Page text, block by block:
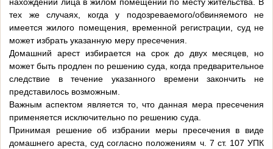
тех же случаях, когда у подозреваемого/обвиняемого не
имеется жилого помещения, временной регистрации, суд не
может избрать указанную меру пресечения.
Домашний арест избирается на срок до двух месяцев, но
может быть продлен по решению суда, когда предварительное
следствие в течение указанного времени закончить не
представилось возможным.
Важным аспектом является то, что данная мера пресечения
применяется исключительно по решению суда.
Принимая решение об избрании меры пресечения в виде
домашнего ареста, суд согласно положениям ч. 7 ст. 107 УПК